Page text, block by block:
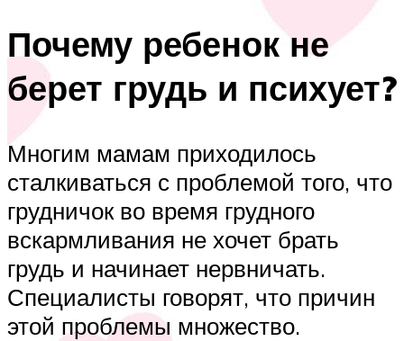
Почему ребенок не
берет грудь и психует?
Многим мамам приходилось
сталкиваться с проблемой того, что
грудничок во время грудного
вскармливания не хочет брать
грудь и начинает нервничать.
Специалисты говорят, что причин
этой проблемы множество.